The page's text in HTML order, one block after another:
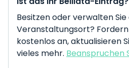
Besitzen oder verwalten Sie
Veranstaltungsort?
kostenlos an, aktualisieren
vieles mehr. Beanspruchen